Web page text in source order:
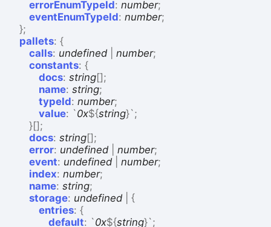
errorEnumTypeId: number;
eventEnumTypeId: number;
};
pallets: {
calls: undefined number;
constants: {
docs: string[];
name: string;
typeId: number;
value: `0x${string}`;
}[];
docs: string[];
error: undefined number;
event: undefined number;
index: number;
name: string;
storage: undefined
{
entries: {
default: `0x${string}`;